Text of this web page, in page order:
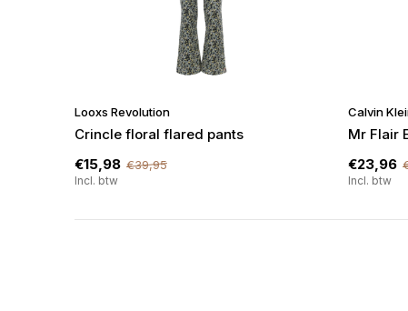
Looxs Revolution
Crincle floral flared pants
€15,98 €39,95
Incl. btw
Calvin
Mr Flair
€23,96
Incl. btw